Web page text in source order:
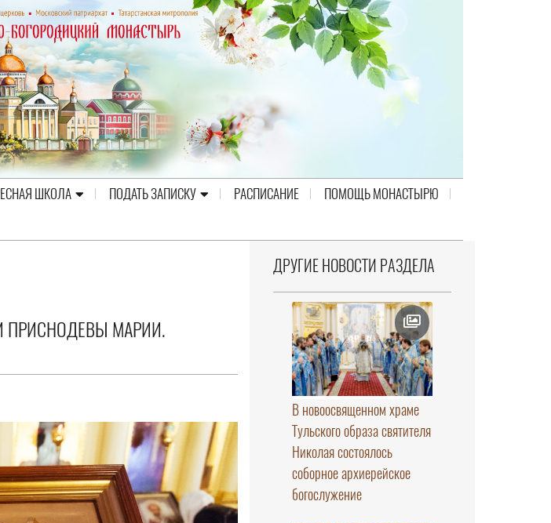
ШКОЛА ПОДАТЬ ЗАПИСКУ РАСПИСАНИЕ
ПОМОЩЬ МОНАСТЫРЮ
МАРИИ.
ДРУГИЕ НОВОСТИ РАЗДЕЛА
В новоосвященном храме
Тульского образа святителя
Николая состоялось
соборное архиерейское
богослужение